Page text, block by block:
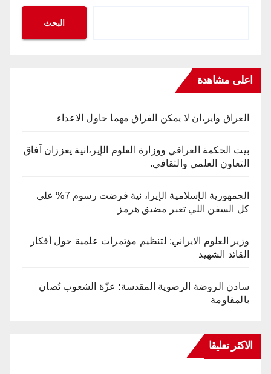
البحث
اعلى مشاهدة
العراق واير،ان لا يمكن الفراق مهما حاول الاعداء
بيت الحكمة العراقي ووزارة العلوم الإير،انية يعززان آفاق
التعاون العلمي والثقافي.
الجمهورية الإسلامية الإيرا، نية فرضت رسوم 7% على
كل السفن اللي تعبر مضيق هرمز
وزير العلوم الايراني: لتنظيم مؤتمرات علمية حول أفكار
القائد الشهيد
سادن الروضة الرضوية المقدسة: عزّة الشعوب تُصان
بالمقاومة
الاكثر تعليقا